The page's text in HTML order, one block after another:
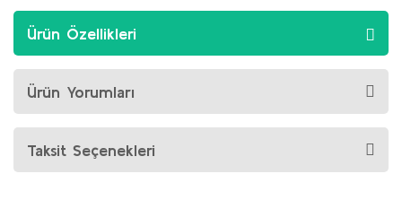
Ürün Özellikleri
Ürün Yorumları
Taksit Seçenekleri